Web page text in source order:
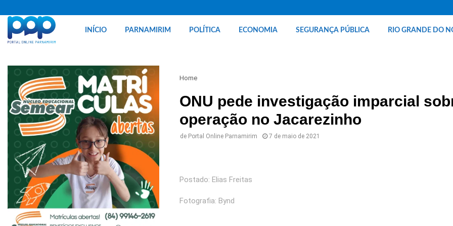
INÍCIO PARNAMIRIM POLÍTICA ECONOMIA SEGURANÇA PÚBLICA RIO GRANDE DO
Home
ONU pede investigação imparcial
operação no Jacarezinho
de Portal Online Parnamirim 7 de maio de 2021
Postado: Elias Freitas
Fotografia: Bynd